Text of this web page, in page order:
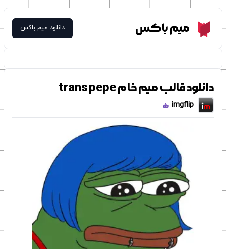
Meme Boxمیم باکس دانلود میم باکس
دانلود قالب میم خام trans pepe
imgflip